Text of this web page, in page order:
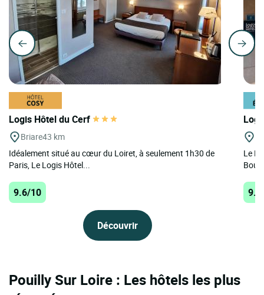
Logis Hôtel du Cerf
Briare43 km
Idéalement situé au cœur du Loiret, à seulement 1h30 de
Paris, Le Logis Hôtel...
9.6/10
Découvrir
Le
Pouilly Sur Loire : Les hôtels les plus